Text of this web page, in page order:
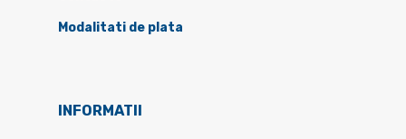
Modalitati de plata
INFORMATII